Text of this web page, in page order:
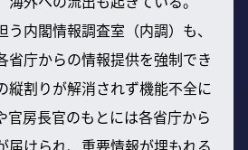
内閣情報調査室（内調）も、
省庁からの情報提供を強制でき
縦割りが解消されず機能不全に
官房長官のもとには各省庁から
届けられ、重要情報が埋もれる